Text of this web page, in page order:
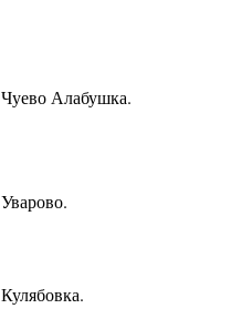
Чуево Алабушка.
Уварово.
Кулябовка.